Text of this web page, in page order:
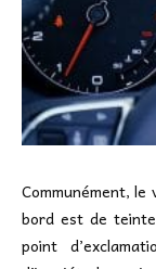
Communément,
bord est de teinte
point